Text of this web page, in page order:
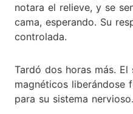
notara el relieve, y se
cama, esperando. Su
controlada.
Tardó dos horas más.
magnéticos liberándose
para su sistema nervioso.